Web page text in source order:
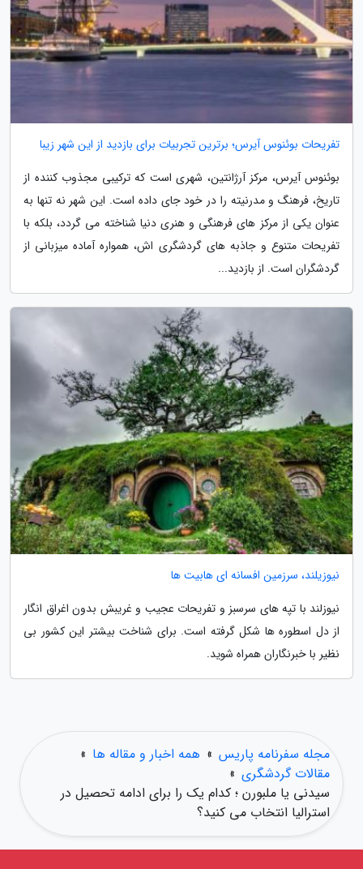
تفریحات بوئنوس آیرس؛ برترین تجربیات برای بازدید از این شهر زیبا
بوئنوس آیرس، مرکز آرژانتین، شهری است که ترکیبی مجذوب کننده از
تاریخ، فرهنگ و مدرنیته را در خود جای داده است. این شهر نه تنها به
عنوان یکی از مرکز های فرهنگی و هنری دنیا شناخته می گردد، بلکه با
تفریحات متنوع و جاذبه های گردشگری اش، همواره آماده میزبانی از
گردشگران است. از بازدید...
نیوزیلند، سرزمین افسانه ای هابیت ها
نیوزلند با تپه های سرسبز و تفریحات عجیب و غریبش بدون اغراق انگار
از دل اسطوره ها شکل گرفته است. برای شناخت بیشتر این کشور بی
نظیر با خبرنگاران همراه شوید.
مجله سفرنامه پاریس » همه اخبار و مقاله ها »
مقالات گردشگری »
سیدنی یا ملبورن ؛ کدام یک را برای ادامه تحصیل در
استرالیا انتخاب می کنید؟